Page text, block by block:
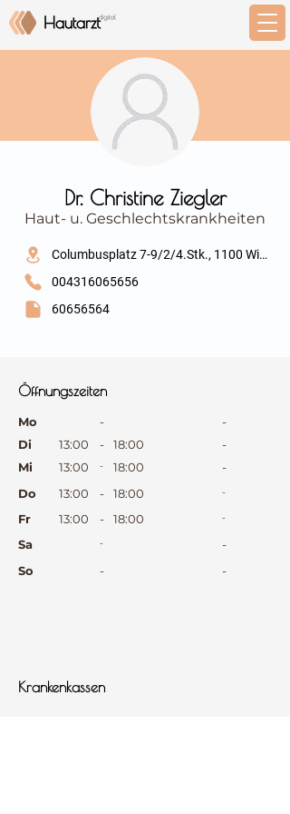
Dr. Christine Ziegler
Haut- u. Geschlechtskrankheiten
Columbusplatz 7-9/2/4.Stk., 1100 Wien
004316065656
60656564
Öffnungszeiten
Mo
-
-
Di
13:00 - 18:00
-
Mi
13:00 - 18:00
-
Do
13:00 - 18:00 -
Fr 13:00 - 18:00 -
Sa -
-
So
-
-
Krankenkassen